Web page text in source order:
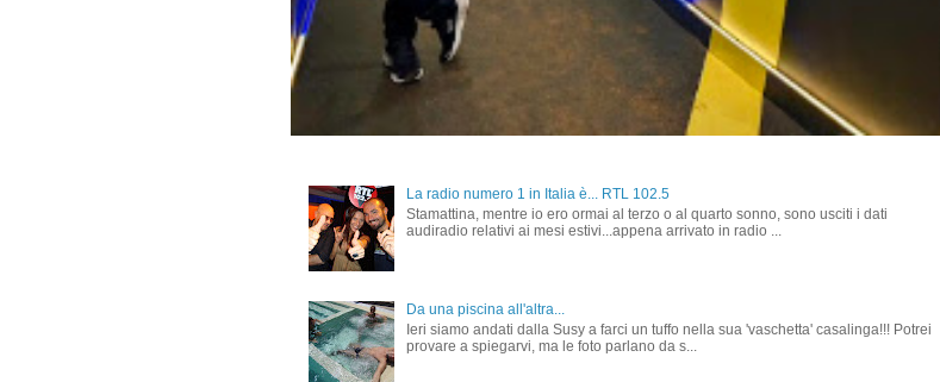
La radio numero 1 in Italia è... RTL 102.5
Stamattina, mentre io ero ormai al terzo o al quarto sonno, sono usciti i dati
audiradio relativi ai mesi estivi...appena arrivato in radio ...
Da una piscina all'altra...
Ieri siamo andati dalla Susy a farci un tuffo nella sua 'vaschetta' casalinga!!! Potrei
provare a spiegarvi, ma le foto parlano da s...